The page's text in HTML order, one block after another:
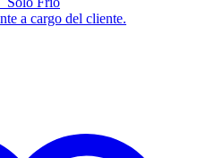
a cargo del cliente.